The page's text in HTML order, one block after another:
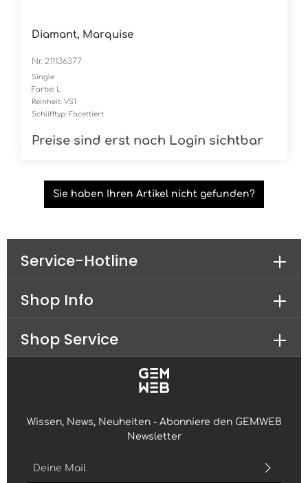
Diamant, Marquise
Nr. 211136377
Single
Farbe: L
Reinheit: VS1
Schlifftyp: Facettiert
Preise sind erst nach Login sichtbar
Sie haben Ihren Artikel nicht gefunden?
Wissen, News, Neuheiten - Abonniere den GEMWEB
Newsletter
Service-Hotline
Shop Info
Shop Service